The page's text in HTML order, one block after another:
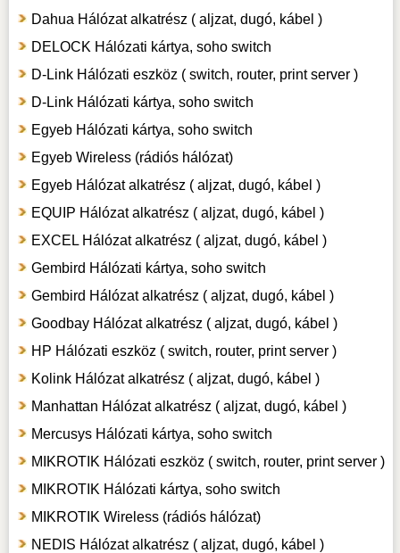
Dahua Hálózat alkatrész ( aljzat, dugó, kábel )
DELOCK Hálózati kártya, soho switch
D-Link Hálózati eszköz ( switch, router, print server )
D-Link Hálózati kártya, soho switch
Egyeb Hálózati kártya, soho switch
Egyeb Wireless (rádiós hálózat)
Egyeb Hálózat alkatrész ( aljzat, dugó, kábel )
EQUIP Hálózat alkatrész ( aljzat, dugó, kábel )
EXCEL Hálózat alkatrész ( aljzat, dugó, kábel )
Gembird Hálózati kártya, soho switch
Gembird Hálózat alkatrész ( aljzat, dugó, kábel )
Goodbay Hálózat alkatrész ( aljzat, dugó, kábel )
HP Hálózati eszköz ( switch, router, print server )
Kolink Hálózat alkatrész ( aljzat, dugó, kábel )
Manhattan Hálózat alkatrész ( aljzat, dugó, kábel )
Mercusys Hálózati kártya, soho switch
MIKROTIK Hálózati eszköz ( switch, router, print server )
MIKROTIK Hálózati kártya, soho switch
MIKROTIK Wireless (rádiós hálózat)
NEDIS Hálózat alkatrész ( aljzat, dugó, kábel )